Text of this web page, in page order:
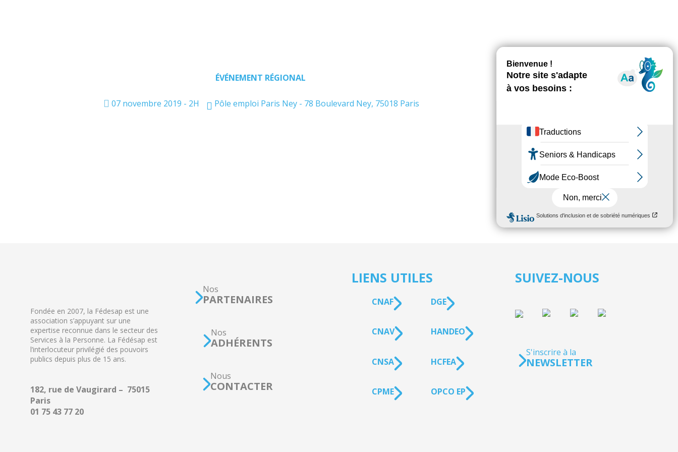
ÉVÉNEMENT RÉGIONAL
07 novembre 2019 - 2H Pôle emploi Paris Ney - 78 Boulevard Ney, 75018 Paris
AGENDA
Fondée en 2007, la Fédesap est une
association s’appuyant sur une
expertise reconnue dans le secteur des
Services à la Personne. La Fédésap est
l’interlocuteur privilégié des pouvoirs
publics depuis plus de 15 ans.
182, rue de Vaugirard – 75015
Paris
01 75 43 77 20
Nos
PARTENAIRES
Nos
ADHÉRENTS
Nous
CONTACTER
LIENS UTILES
CNAF
CNAV
CNSA
CPME
DGE
HANDEO
HCFEA
OPCO EP
SUIVEZ-NOUS
S'inscrire à la
NEWSLETTER